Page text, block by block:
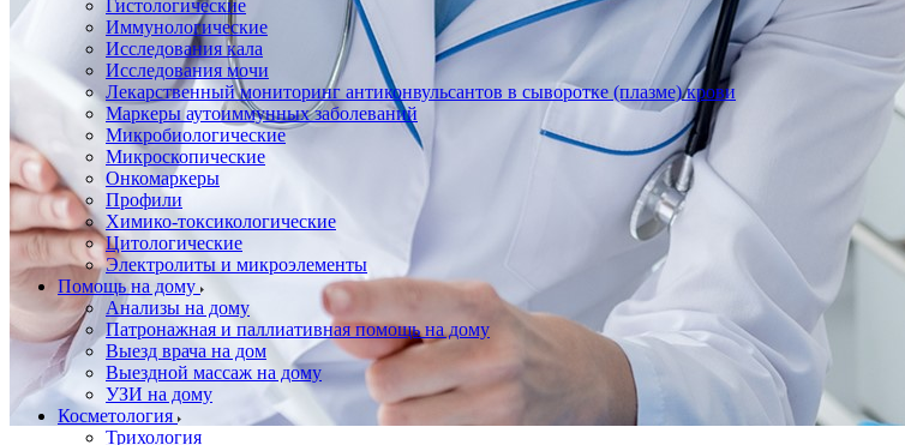
Гистологические
Иммунологические
Исследования кала
Исследования мочи
Лекарственный мониторинг антиконвульсантов в сыворотке (плазме) крови
Маркеры аутоиммунных заболеваний
Микробиологические
Микроскопические
Онкомаркеры
Профили
Химико-токсикологические
Цитологические
Электролиты и микроэлементы
Помощь на дому
Анализы на дому
Патронажная и паллиативная помощь на дому
Выезд врача на дом
Выездной массаж на дому
УЗИ на дому
Косметология
Трихология